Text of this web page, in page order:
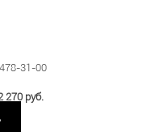
31-00
270 руб.